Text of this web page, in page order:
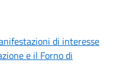
di interesse
e il Forno di